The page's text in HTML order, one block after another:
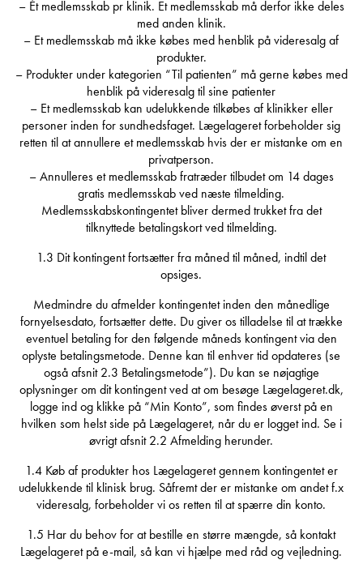
– Ét medlemsskab pr klinik. Et medlemsskab må derfor ikke deles
med anden klinik.
– Et medlemsskab må ikke købes med henblik på videresalg af
produkter.
– Produkter under kategorien “Til patienten” må gerne købes med
henblik på videresalg til sine patienter
– Et medlemsskab kan udelukkende tilkøbes af klinikker eller
personer inden for sundhedsfaget. Lægelageret forbeholder sig
retten til at annullere et medlemsskab hvis der er mistanke om en
privatperson.
– Annulleres et medlemsskab fratræder tilbudet om 14 dages
gratis medlemsskab ved næste tilmelding.
Medlemsskabskontingentet bliver dermed trukket fra det
tilknyttede betalingskort ved tilmelding.
1.3 Dit kontingent fortsætter fra måned til måned, indtil det
opsiges.
Medmindre du afmelder kontingentet inden den månedlige
fornyelsesdato, fortsætter dette. Du giver os tilladelse til at trække
eventuel betaling for den følgende måneds kontingent via den
oplyste betalingsmetode. Denne kan til enhver tid opdateres (se
også afsnit 2.3 Betalingsmetode”). Du kan se nøjagtige
oplysninger om dit kontingent ved at om besøge Lægelageret.dk,
logge ind og klikke på “Min Konto”, som findes øverst på en
hvilken som helst side på Lægelageret, når du er logget ind. Se i
øvrigt afsnit 2.2 Afmelding herunder.
1.4 Køb af produkter hos Lægelageret gennem kontingentet er
udelukkende til klinisk brug. Såfremt der er mistanke om andet f.x
videresalg, forbeholder vi os retten til at spærre din konto.
1.5 Har du behov for at bestille en større mængde, så kontakt
Lægelageret på e-mail, så kan vi hjælpe med råd og vejledning.